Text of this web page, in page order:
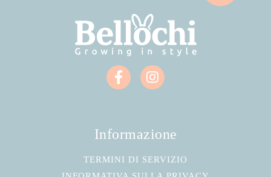
Informazione
TERMINI DI SERVIZIO